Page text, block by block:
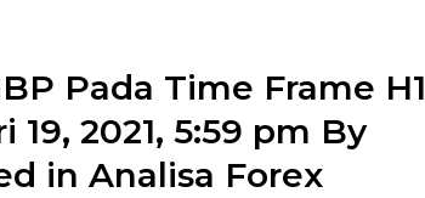
Pada Time Frame H1
19, 2021, 5:59 pm By
in Analisa Forex